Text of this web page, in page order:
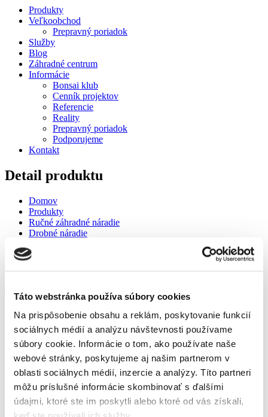
Táto webstránka používa súbory cookies
Na prispôsobenie obsahu a reklám, poskytovanie funkcií
sociálnych médií a analýzu návštevnosti používame
súbory cookie. Informácie o tom, ako používate naše
webové stránky, poskytujeme aj našim partnerom v
oblasti sociálnych médií, inzercie a analýzy. Títo partneri
môžu príslušné informácie skombinovať s ďalšími
údajmi, ktoré ste im poskytli alebo ktoré od vás získali,
Produkty
Veľkoobchod
Prepravný poriadok
Služby
Blog
Záhradné centrum
Informácie
Bonsai klub
Cenník projektov
Referencie
Reality
Prepravný poriadok
Podporujeme
Kontakt
Detail produktu
Domov
Produkty
Ručné záhradné náradie
Drobné náradie
Sádzací kolík Solid